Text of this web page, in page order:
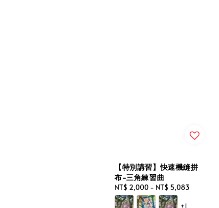
【特別講習】快速機縫拼
布-三角練習曲
Regular
price
NT$ 2,000 - NT$ 5,083
+1